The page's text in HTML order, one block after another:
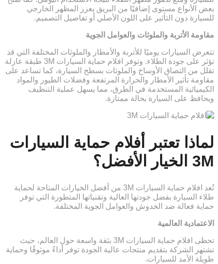
بعض الأنواع مستوى إضافيًا من البريق يعزز المظهر الخارجي
للسيارة دون التأثير على اللون الأصلي أو تفاصيل التصميم.
مقاومة الأتربة والملوثات والعوامل الجوية
تتعرض السيارات يوميًا للأتربة والأمطار والملوثات المختلفة التي قد
تؤثر على جودة الطلاء. وتوفر افلام حماية السيارات 3M طبقة عازلة
تقلل من التصاق الأوساخ والملوثات بسطح السيارة، كما تساعد على
مقاومة تأثير الأمطار والحرارة المرتفعة وفضلات الطيور والمواد
الكيميائية المستخدمة في الطرق، مما يسهل عملية التنظيف
ويحافظ على السيارة بحالة ممتازة.
لماذا تعتبر أفلام حماية السيارات
3M الخيار الأفضل؟
تُعد افلام حماية السيارات 3M من أفضل الخيارات المتاحة لحماية
طلاء السيارة بفضل جودتها العالية وتقنياتها المتطورة التي توفر
حماية فعالة ضد الخدوش والعوامل الجوية المختلفة.
الاعتمادية العالمية
تحظى افلام حماية السيارات 3M بثقة واسعة حول العالم، حيث
تشتهر الشركة بتقديم منتجات عالية الجودة توفر أداءً موثوقًا وحماية
طويلة الأمد للسيارات.